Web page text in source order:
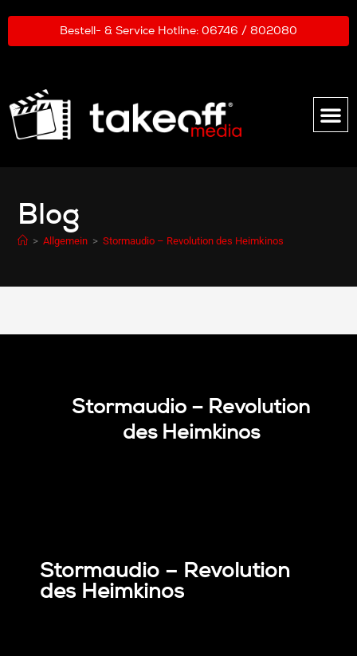
Bestell- & Service Hotline: 06746 / 802080
Blog
> Allgemein > Stormaudio – Revolution des Heimkinos
Stormaudio – Revolution
des Heimkinos
Stormaudio – Revolution
des Heimkinos